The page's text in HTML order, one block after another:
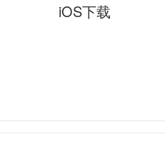
iOS下载